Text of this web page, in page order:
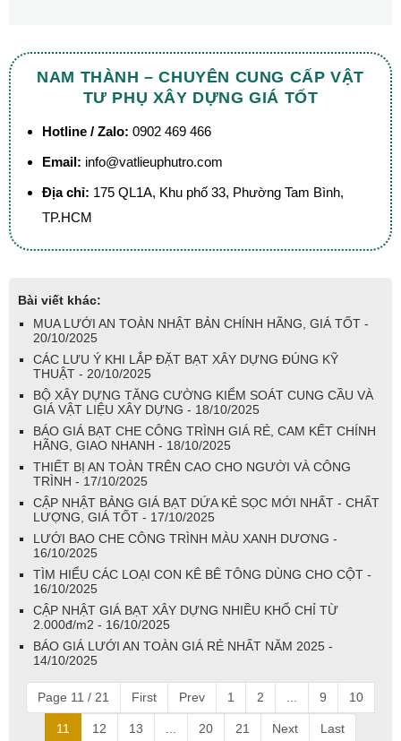
NAM THÀNH – CHUYÊN CUNG CẤP VẬT
TƯ PHỤ XÂY DỰNG GIÁ TỐT
Hotline / Zalo: 0902 469 466
Email: info@vatlieuphutro.com
Địa chỉ: 175 QL1A, Khu phố 33, Phường Tam Bình,
TP.HCM
Bài viết khác:
MUA LƯỚI AN TOÀN NHẬT BẢN CHÍNH HÃNG, GIÁ TỐT -
20/10/2025
CÁC LƯU Ý KHI LẮP ĐẶT BẠT XÂY DỰNG ĐÚNG KỸ
THUẬT - 20/10/2025
BỘ XÂY DỰNG TĂNG CƯỜNG KIỂM SOÁT CUNG CẦU VÀ
GIÁ VẬT LIỆU XÂY DỰNG - 18/10/2025
BÁO GIÁ BẠT CHE CÔNG TRÌNH GIÁ RẺ, CAM KẾT CHÍNH
HÃNG, GIAO NHANH - 18/10/2025
THIẾT BỊ AN TOÀN TRÊN CAO CHO NGƯỜI VÀ CÔNG
TRÌNH - 17/10/2025
CẬP NHẬT BẢNG GIÁ BẠT DỨA KẺ SỌC MỚI NHẤT - CHẤT
LƯỢNG, GIÁ TỐT - 17/10/2025
LƯỚI BAO CHE CÔNG TRÌNH MÀU XANH DƯƠNG -
16/10/2025
TÌM HIỂU CÁC LOẠI CON KÊ BÊ TÔNG DÙNG CHO CỘT -
16/10/2025
CẬP NHẬT GIÁ BẠT XÂY DỰNG NHIỀU KHỔ CHỈ TỪ
2.000đ/m2 - 16/10/2025
BÁO GIÁ LƯỚI AN TOÀN GIÁ RẺ NHẤT NĂM 2025 -
14/10/2025
Page 11 / 21 First Prev 1 2 9 10
11 12 13 20 21 Next Last